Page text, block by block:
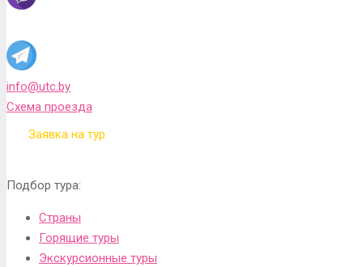
info@utc.by
Схема проезда
Заявка на тур
Подбор тура:
Страны
Горящие туры
Экскурсионные туры